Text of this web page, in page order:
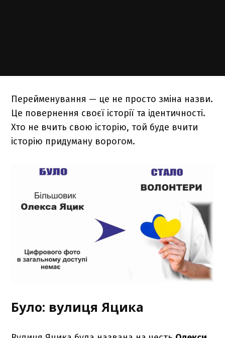
Перейменування — це не просто зміна назви.
Це повернення своєї історії та ідентичності.
Хто не вчить свою історію, той буде вчити
історію придуману ворогом.
Було: вулиця Яцика